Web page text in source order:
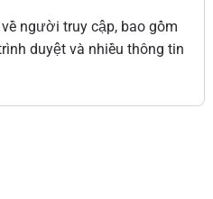
người truy cập, bao gồm
duyệt và nhiều thông tin